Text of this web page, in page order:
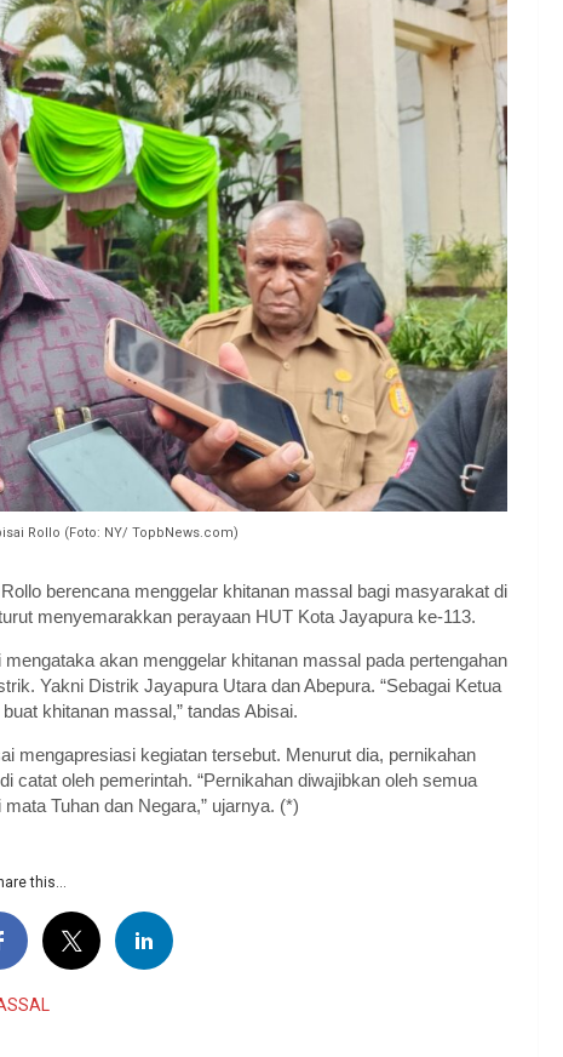
Rollo (Foto: NY/ TopbNews.com)
berencana menggelar khitanan massal bagi masyarakat di
menyemarakkan perayaan HUT Kota Jayapura ke-113.
akan menggelar khitanan massal pada pertengahan
Yakni Distrik Jayapura Utara dan Abepura. “Sebagai Ketua
khitanan massal,” tandas Abisai.
mengapresiasi kegiatan tersebut. Menurut dia, pernikahan
catat oleh pemerintah. “Pernikahan diwajibkan oleh semua
Tuhan dan Negara,” ujarnya. (*)
this...